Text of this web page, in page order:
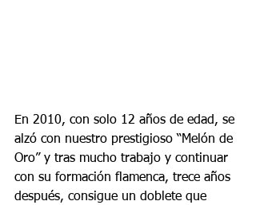
En 2010, con solo 12 años de edad, se
alzó con nuestro prestigioso “Melón de
Oro” y tras mucho trabajo y continuar
con su formación flamenca, trece años
después, consigue un doblete que